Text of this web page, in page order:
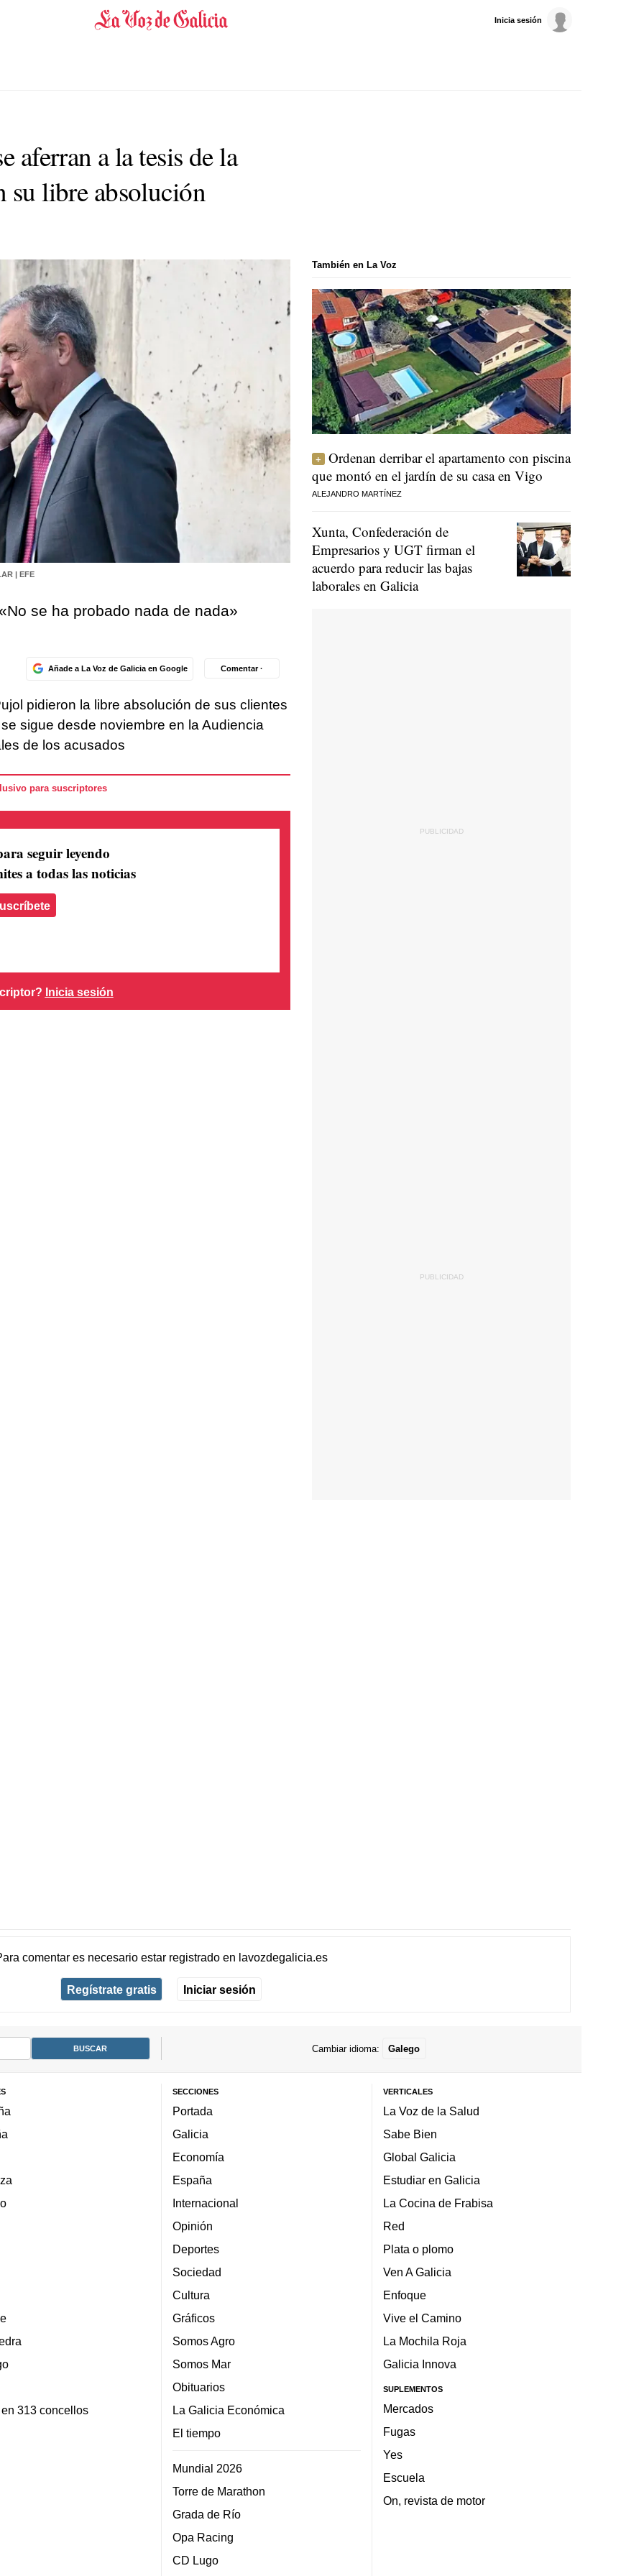
Inicia sesión
aferran a la tesis de la
su libre absolución
| EFE
se ha probado nada de nada»
Añade a La Voz de Galicia en Google Comentar ·
pidieron la libre absolución de sus clientes
sigue desde noviembre en la Audiencia
de los acusados
para suscriptores
seguir leyendo
a todas las noticias
Inicia sesión
También en La Voz
Ordenan derribar el apartamento con piscina
que montó en el jardín de su casa en Vigo
ALEJANDRO MARTÍNEZ
Xunta, Confederación de
Empresarios y UGT firman el
acuerdo para reducir las bajas
laborales en Galicia
comentar es necesario estar registradoen lavozdegalicia.es
Regístrate gratis Iniciar sesión
Cambiar idioma: Galego
313 concellos
SECCIONES
Portada
Galicia
Economía
España
Internacional
Opinión
Deportes
Sociedad
Cultura
Gráficos
Somos Agro
Somos Mar
Obituarios
La Galicia Económica
El tiempo
Mundial 2026
Torre de Marathon
Grada de Río
Opa Racing
CD Lugo
VERTICALES
La Voz de la Salud
Sabe Bien
Global Galicia
Estudiar en Galicia
La Cocina de Frabisa
Red
Plata o plomo
Ven A Galicia
Enfoque
Vive el Camino
La Mochila Roja
Galicia Innova
SUPLEMENTOS
Mercados
Fugas
Yes
Escuela
On, revista de motor